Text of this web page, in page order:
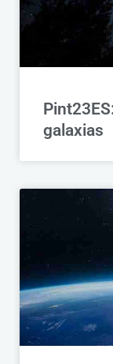
galaxias